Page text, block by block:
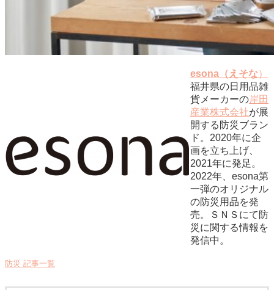
esona（えそな）
福井県の日用品雑
貨メーカーの岸田
産業株式会社が展
開する防災ブラン
ド。2020年に企
画を立ち上げ、
2021年に発足。
2022年、esona第
一弾のオリジナル
の防災用品を発
売。ＳＮＳにて防
災に関する情報を
発信中。
防災 記事一覧